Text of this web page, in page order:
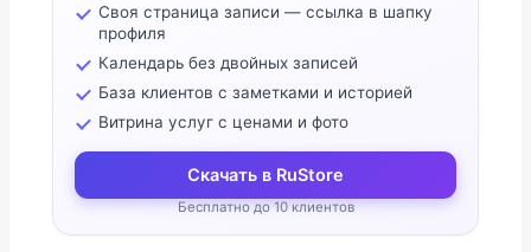
Своя страница записи — ссылка в шапку
профиля
Календарь без двойных записей
База клиентов с заметками и историей
Витрина услуг с ценами и фото
Скачать в RuStore
Бесплатно до 10 клиентов